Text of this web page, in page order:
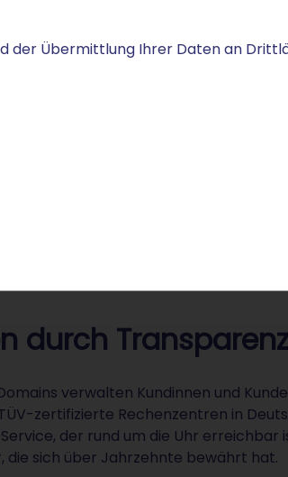
der Übermittlung Ihrer Daten an
durch
verwalten Kundinnen und
zertifizierte Rechenzentren in
der rund um die Uhr
die sich über Jahrzehnte bewährt hat.